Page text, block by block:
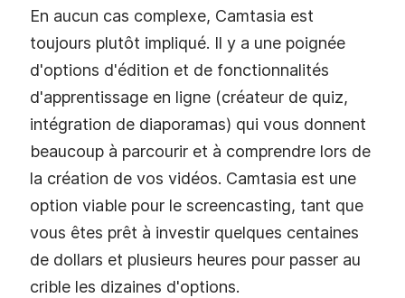
En aucun cas complexe, Camtasia est
toujours plutôt impliqué. Il y a une poignée
d'options d'édition et de fonctionnalités
d'apprentissage en ligne (créateur de quiz,
intégration de diaporamas) qui vous donnent
beaucoup à parcourir et à comprendre lors de
la création de vos vidéos. Camtasia est une
option viable pour le screencasting, tant que
vous êtes prêt à investir quelques centaines
de dollars et plusieurs heures pour passer au
crible les dizaines d'options.